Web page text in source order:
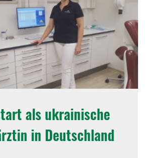
als ukra­i­ni­sche
in Deutsch­land